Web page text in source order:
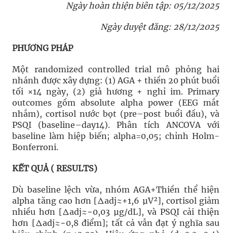
Ngày hoàn thiện biên tập: 05/12/2025
Ngày duyệt đăng: 28/12/2025
PHƯƠNG PHÁP
Một randomized controlled trial mô phỏng hai
nhánh được xây dựng: (1) AGA + thiền 20 phút buổi
tối ×14 ngày, (2) giả hương + nghỉ im. Primary
outcomes gồm absolute alpha power (EEG mắt
nhắm), cortisol nước bọt (pre–post buổi đầu), và
PSQI (baseline–day14). Phân tích ANCOVA với
baseline làm hiệp biến; alpha=0,05; chỉnh Holm-
Bonferroni.
KẾT QUẢ ( RESULTS)
Dù baseline lệch vừa, nhóm AGA+Thiền thể hiện
alpha tăng cao hơn [Δadj≈+1,6 μV²], cortisol giảm
nhiều hơn [Δadj≈−0,03 μg/dL], và PSQI cải thiện
hơn [Δadj≈−0,8 điểm]; tất cả vẫn đạt ý nghĩa sau